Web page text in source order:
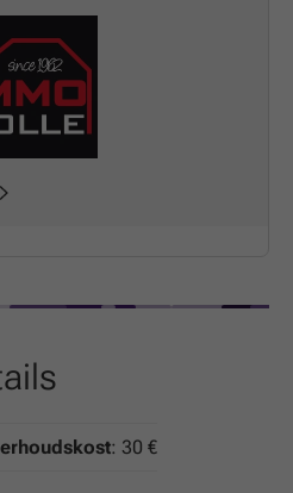
SVP -> APPELER
: 30 €